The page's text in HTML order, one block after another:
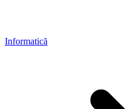
Informatică